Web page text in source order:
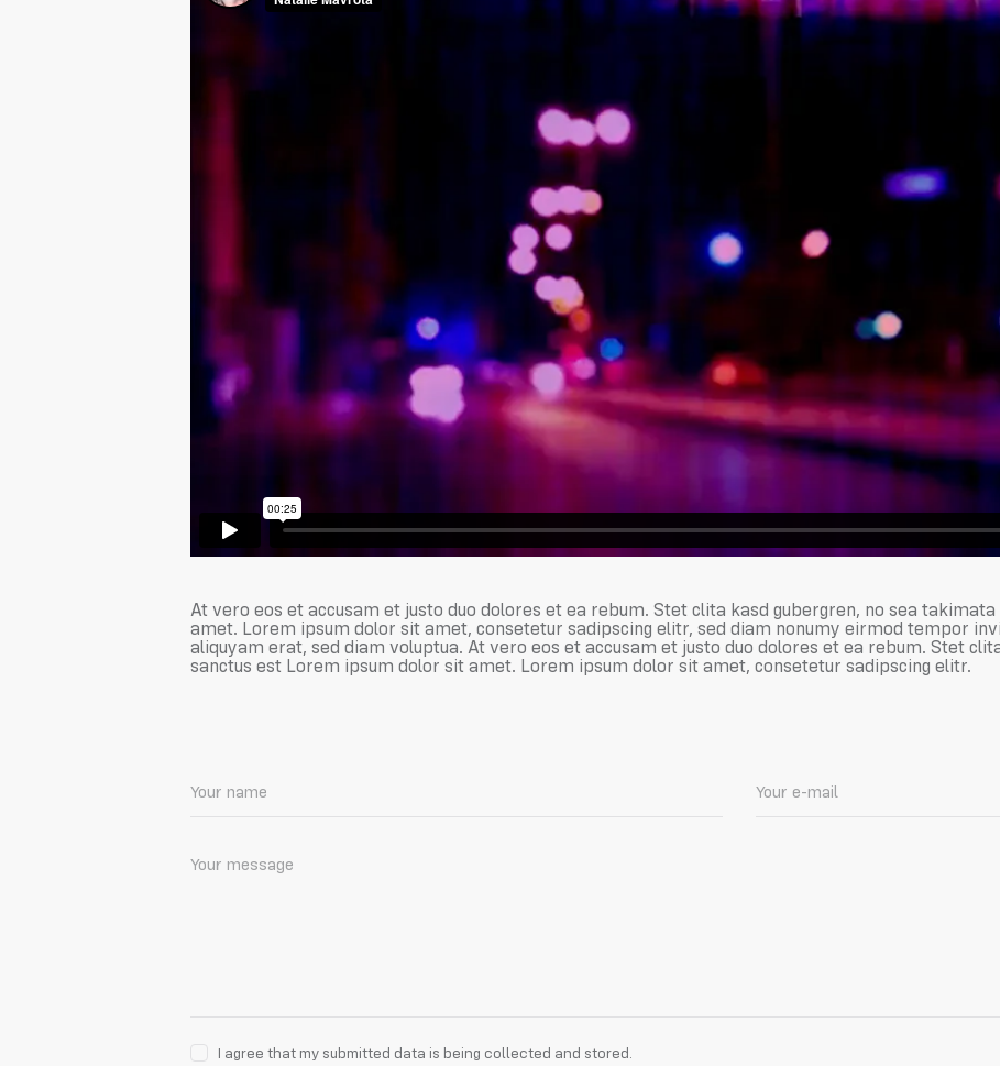
At vero eos et accusam et justo duo dolores et ea rebum. Stet clita kasd gubergren, no sea
amet. Lorem ipsum dolor sit amet, consetetur sadipscing elitr, sed diam nonumy eirmod tempor
aliquyam erat, sed diam voluptua. At vero eos et accusam et justo duo dolores et ea rebum. Stet
sanctus est Lorem ipsum dolor sit amet. Lorem ipsum dolor sit amet, consetetur sadipscing elitr.
I agree that my submitted data is being collected and stored.